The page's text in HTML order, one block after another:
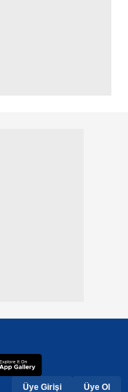
Üye Girişi Üye Ol